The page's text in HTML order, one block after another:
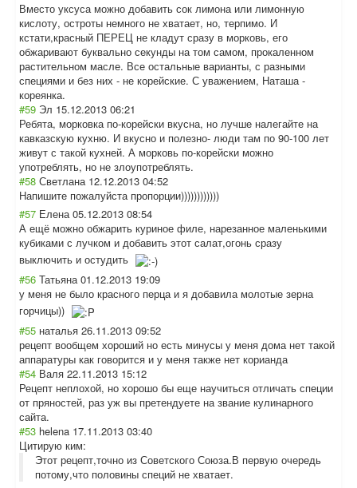
Вместо уксуса можно добавить сок лимона или лимонную
кислоту, остроты немного не хватает, но, терпимо. И
кстати,красный ПЕРЕЦ не кладут сразу в морковь, его
обжаривают буквально секунды на том самом, прокаленном
растительном масле. Все остальные варианты, с разными
специями и без них - не корейские. С уважением, Наташа -
кореянка.
#59 Эл 15.12.2013 06:21
Ребята, морковка по-корейски вкусна, но лучше налегайте на
кавказскую кухню. И вкусно и полезно- люди там по 90-100 лет
живут с такой кухней. А морковь по-корейски можно
употреблять, но не злоупотреблять.
#58 Светлана 12.12.2013 04:52
Напишите пожалуйста пропорции))))))))))))
#57 Елена 05.12.2013 08:54
А ещё можно обжарить куриное филе, нарезанное маленькими
кубиками с лучком и добавить этот салат,огонь сразу
выключить и остудить
#56 Татьяна 01.12.2013 19:09
у меня не было красного перца и я добавила молотые зерна
горчицы))
#55 наталья 26.11.2013 09:52
рецепт вообщем хороший но есть минусы у меня дома нет такой
аппаратуры как говорится и у меня также нет корианда
#54 Валя 22.11.2013 15:12
Рецепт неплохой, но хорошо бы еще научиться отличать специи
от пряностей, раз уж вы претендуете на звание кулинарного
сайта.
#53 helena 17.11.2013 03:40
Цитирую ким:
Этот рецепт,точно из Советского Союза.В первую очередь
потому,что половины специй не хватает.